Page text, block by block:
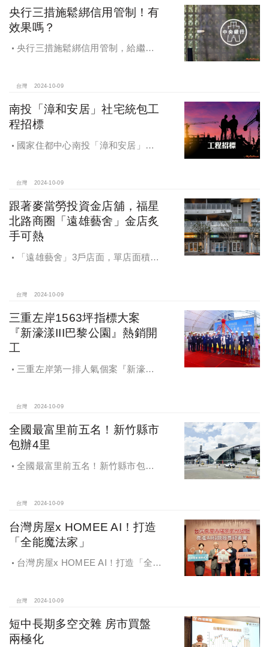
央行三措施鬆綁信用管制！有
效果嗎？
央行三措施鬆綁信用管制，給繼
台灣 2024-10-09
南投「漳和安居」社宅統包工
程招標
國家住都中心南投「漳和安居」社
台灣 2024-10-09
跟著麥當勞投資金店舖，福星
北路商圈「遠雄藝舍」金店炙
手可熱
「遠雄藝舍」3戶店面，單店面積在
百萬的交易行情
台灣 2024-10-09
三重左岸1563坪指標大案
『新濠漾III巴黎公園』熱銷開
工
三重左岸第一排人氣個案『新濠漾III
台灣 2024-10-09
全國最富里前五名！新竹縣市
包辦4里
全國最富里前五名！新竹縣市包辦4
台灣 2024-10-09
台灣房屋x HOMEE AI！打造
「全能魔法家」
台灣房屋x HOMEE AI！打造「全能
台灣 2024-10-09
短中長期多空交雜 房市買盤
兩極化